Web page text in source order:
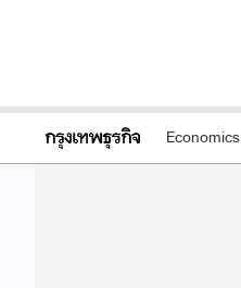
Economics